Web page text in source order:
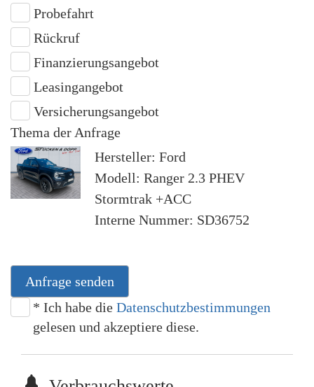
Probefahrt
Rückruf
Finanzierungsangebot
Leasingangebot
Versicherungsangebot
Thema der Anfrage
Hersteller: Ford
Modell: Ranger 2.3 PHEV
Stormtrak +ACC
Interne Nummer: SD36752
Anfrage senden
* Ich habe die Datenschutzbestimmungen
gelesen und akzeptiere diese.